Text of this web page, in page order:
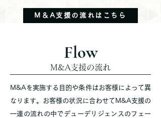
M＆A支援の流れはこちら
Flow
M&A支援の流れ
M&Aを実施する目的や条件はお客様によって異
なります。お客様の状況に合わせてM&A支援の
一連の流れの中でデューデリジェンスのフェー